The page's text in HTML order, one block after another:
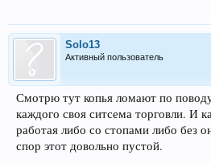
Solo13
Активный пользователь
Смотрю тут копья ломают по
каждого своя ситсема торговли. И
работая либо со стопами либо без
спор этот довольно пустой.